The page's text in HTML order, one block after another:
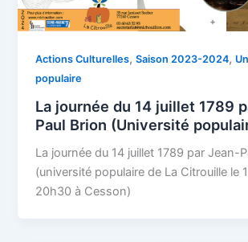
Actions Culturelles,Saison 2023-2024,
populaire
La journée du 14 juillet 1789
Paul Brion (Université
La journée du 14 juillet 1789 par Jean-
(université populaire de La Citrouille le
20h30 à Cesson)